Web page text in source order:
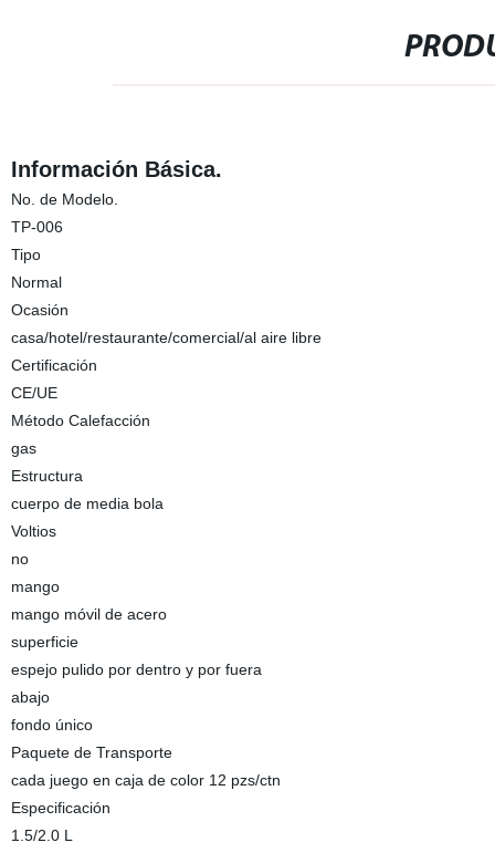
Información Básica.
No. de Modelo.
TP-006
Tipo
Normal
Ocasión
casa/hotel/restaurante/comercial/al aire libre
Certificación
CE/UE
Método Calefacción
gas
Estructura
cuerpo de media bola
Voltios
no
mango
mango móvil de acero
superficie
espejo pulido por dentro y por fuera
abajo
fondo único
Paquete de Transporte
cada juego en caja de color 12 pzs/ctn
Especificación
1.5/2.0 L